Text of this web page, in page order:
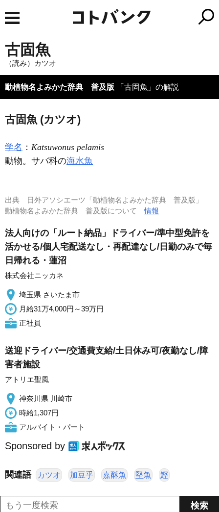
古固魚
（読み）カツオ
動植物名よみかた辞典 普及版 「古固魚」の解説
古固魚 (カツオ)
学名 ： Katsuwonus pelamis
動物。サバ科の海水魚
出典
日外アソシエーツ「動植物名よみかた辞典 普及版」
動植物名よみかた辞典 普及版について情報
法人向けの「ルート納品」ドライバー/準中型免許を
活かせる/個人宅配送なし・再配達なし/日勤のみで毎
日帰れる・蓮沼
株式会社ニッカネ
埼玉県 さいたま市
月給31万4,000円～39万円
正社員
送迎ドライバー/交通費支給/土日休み可/夜勤なし/障
害者施設
アトリエ聖風
神奈川県 川崎市
時給1,307円
アルバイト・パート
Sponsored by
関連語 カツオ 加豆乎 嘉酥魚 堅魚 鰹